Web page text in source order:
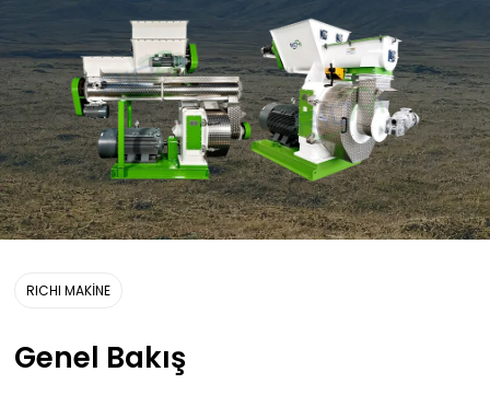
RICHI MAKİNE
Genel Bakış